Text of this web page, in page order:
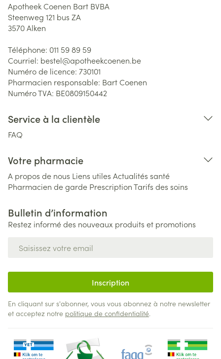
Apotheek Coenen Bart BVBA
Steenweg 121 bus ZA
3570Alken
Téléphone: 011 59 89 59
Courriel: bestel@apotheekcoenen.be
Numéro de licence: 730101
Pharmacien responsable: Bart Coenen
Numéro TVA: BE0809150442
Service à la clientèle
FAQ
Votre pharmacie
A propos de nous Liens utiles Actualités santé
Pharmacien de garde PrescriptionTarifs des soins
Bulletin d’information
Restez informé des nouveaux produits et promotions
Inscription
En cliquant sur s'abonner, vous vous abonnez à notre newsletter
et acceptez notre politique de confidentialité.